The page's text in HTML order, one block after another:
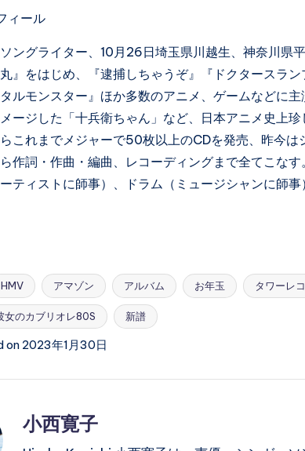
ィール
ングライター、10月26日埼玉県川越生、神奈川県
』をはじめ、『逮捕しちゃうぞ』『ドクタースラ
ルモンスター』ほか多数のアニメ、ゲームなどに
ージした「十兵衛ちゃん」など、日本アニメ史上
これまでメジャーで50枚以上のCDを発売、昨今は
作詞・作曲・編曲、レコーディングまで全てこな
ティストに師事）、ドラム（ミュージシャンに師事
HMV アマゾン アルバム お年玉 タワーレ
女のカブリオレ80S 新譜
2023年1月30日
小西寛子